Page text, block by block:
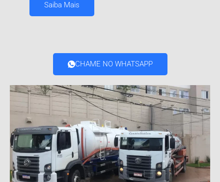
Saiba Mais
CHAME NO WHATSAPP